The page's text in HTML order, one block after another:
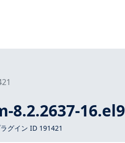
8.2.2637-16.el9
グイン ID 191421